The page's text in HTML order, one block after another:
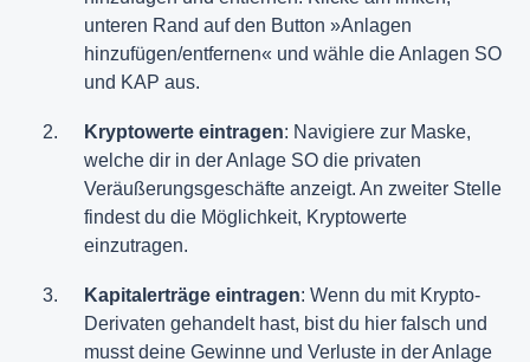
unteren Rand auf den Button »Anlagen
hinzufügen/entfernen« und wähle die Anlagen SO
und KAP aus.
Kryptowerte eintragen: Navigiere zur Maske,
welche dir in der Anlage SO die privaten
Veräußerungsgeschäfte anzeigt. An zweiter Stelle
findest du die Möglichkeit, Kryptowerte
einzutragen.
Kapitalerträge eintragen: Wenn du mit Krypto-
Derivaten gehandelt hast, bist du hier falsch und
musst deine Gewinne und Verluste in der Anlage